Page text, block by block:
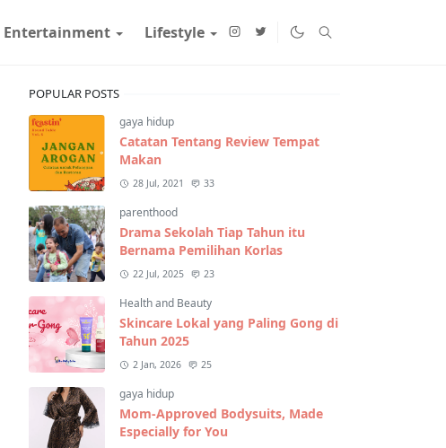
Entertainment Lifestyle
POPULAR POSTS
gaya hidup
Catatan Tentang Review Tempat
Makan
28 Jul, 2021 33
parenthood
Drama Sekolah Tiap Tahun itu
Bernama Pemilihan Korlas
22 Jul, 2025 23
Health and Beauty
Skincare Lokal yang Paling Gong di
Tahun 2025
2 Jan, 2026 25
gaya hidup
Mom-Approved Bodysuits, Made
Especially for You